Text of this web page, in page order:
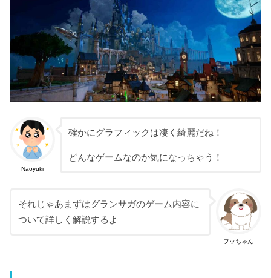
Naoyuki
確かにグラフィックは凄く綺麗だね！
どんなゲームなのか気になっちゃう！
フッちゃん
それじゃあまずはグランサガのゲーム内容に
ついて詳しく解説するよ